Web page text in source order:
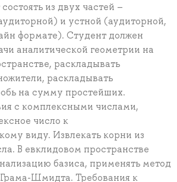
из двух частей –
и устной (аудиторной,
формате). Студент должен
аналитической геометрии на
раскладывать
раскладывать
на сумму простейших.
с комплексными числами,
число к
виду. Извлекать корни из
В евклидовом пространстве
базиса, применять метод
Шмидта. Требования к